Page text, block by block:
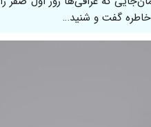
گفت و شنید…